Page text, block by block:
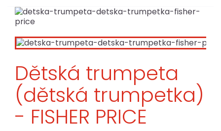
Dětská trumpeta
(dětská trumpetka)
- FISHER PRICE